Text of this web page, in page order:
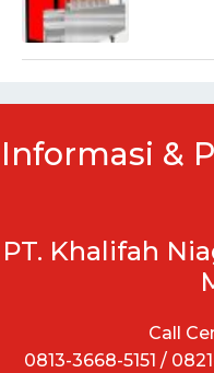
Informasi &
PT. Khalifah
Call
0813-3668-5151 /